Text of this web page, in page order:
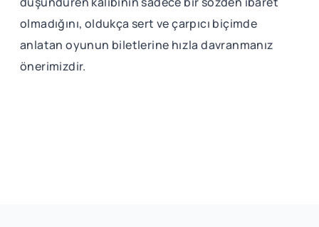
olmadığını, oldukça sert ve çarpıcı biçimde
anlatan oyunun biletlerine hızla davranmanız
önerimizdir.